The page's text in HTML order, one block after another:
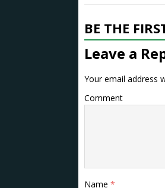
BE THE
Leave a
Your email address
Comment
Name *